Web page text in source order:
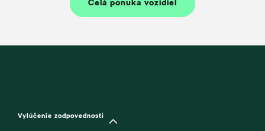
Celá ponuka vozidiel
Vylúčenie zodpovednosti